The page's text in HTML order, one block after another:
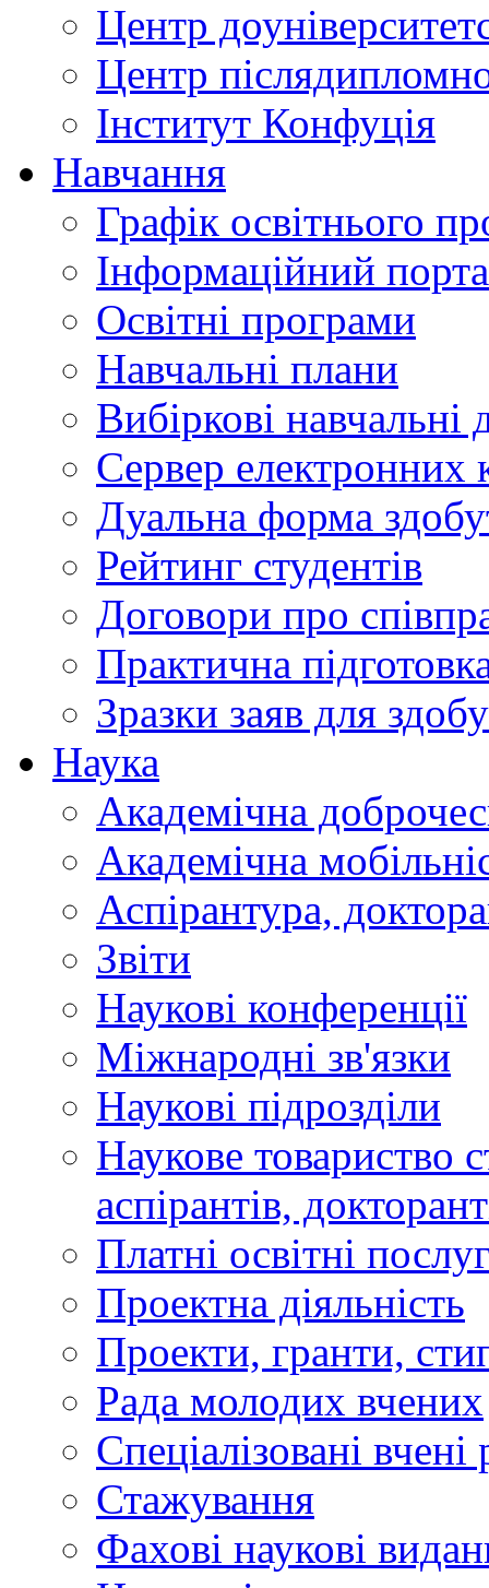
Центр
Центр
Інститут Конфуція
Навчання
Графік освітнього
Інформаційний
Освітні програми
Навчальні плани
Вибіркові навчальні
Сервер
Дуальна форма
Рейтинг студентів
Договори про
Практична
Зразки заяв для
Наука
Академічна
Академічна
Аспірантура,
Звіти
Наукові конференції
Міжнародні зв'язки
Наукові підрозділи
Наукове товариство
аспірантів,
Платні освітні
Проектна діяльність
Проекти, гранти,
Рада молодих вчених
Спеціалізовані вчені
Стажування
Фахові наукові